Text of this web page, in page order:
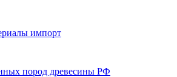
импорт
пород древесины РФ